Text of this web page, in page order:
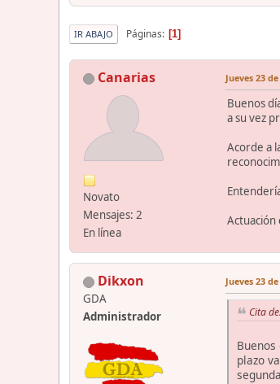
IR ABAJO Páginas 1
Canarias
Novato
Mensajes: 2
En línea
Jueves 23
Buenos
a su vez
Acorde a
Actuación
Dikxon
GDA
Administrador
Jueves 23
Cita
plazo